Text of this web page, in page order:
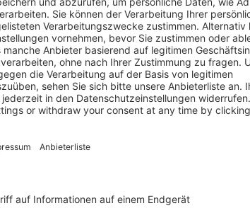
Verlag
Bestell-Nr.